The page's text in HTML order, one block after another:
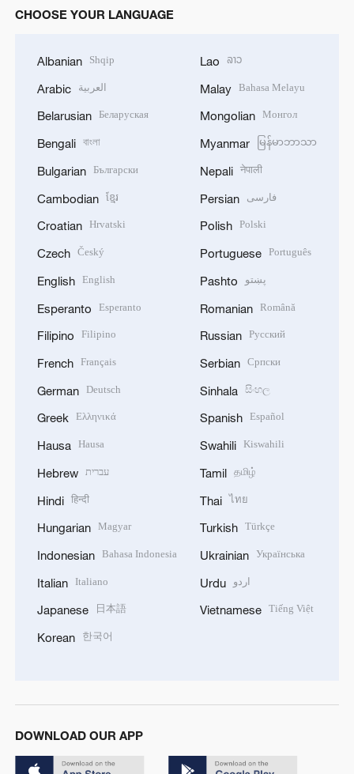
CHOOSE YOUR LANGUAGE
Albanian Shqip
Arabic العربية
Belarusian Беларуская
Bengali বাংলা
Bulgarian Български
Cambodian ខ្មែរ
Croatian Hrvatski
Czech Český
English English
Esperanto Esperanto
Filipino Filipino
French Français
German Deutsch
Greek Ελληνικά
Hausa Hausa
Hebrew עברית
Hindi हिन्दी
Hungarian Magyar
Indonesian Bahasa Indonesia
Italian Italiano
Japanese 日本語
Korean 한국어
Lao ລາວ
Malay Bahasa Melayu
Mongolian Монгол
Myanmar မြန်မာဘာသာ
Nepali नेपाली
Persian فارسی
Polish Polski
Portuguese Português
Pashto پښتو
Romanian Română
Russian Русский
Serbian Српски
Sinhala සිංහල
Spanish Español
Swahili Kiswahili
Tamil தமிழ்
Thai ไทย
Turkish Türkçe
Ukrainian Українська
Urdu اردو
Vietnamese Tiếng Việt
DOWNLOAD OUR APP